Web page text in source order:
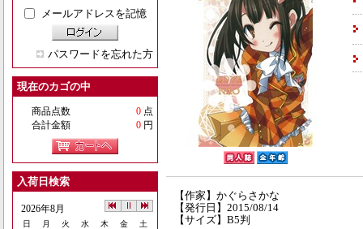
メールアドレスを記憶
パスワードを忘れた方
現在のカゴの中
商品点数 0 点
合計金額
0 円
入荷日検索
2026年8月
日 月 火 水 木 金 土
【作家】かぐらさかな
【発行日】2015/08/14
【サイズ】B5判